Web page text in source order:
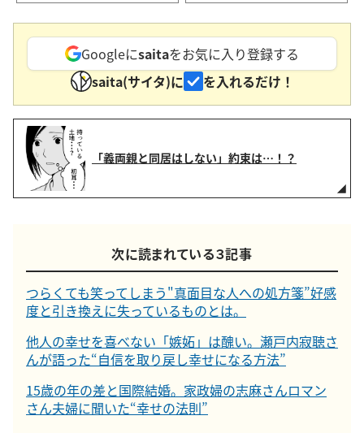
Googleにsaitaをお気に入り登録する
saita(サイタ)に
を入れるだけ！
「義両親と同居はしない」約束は…！？
次に読まれている３記事
つらくても笑ってしまう"真面目な人への処方箋”好感
度と引き換えに失っているものとは。
他人の幸せを喜べない「嫉妬」は醜い。瀬戸内寂聴さ
んが語った“自信を取り戻し幸せになる方法”
15歳の年の差と国際結婚。家政婦の志麻さんロマン
さん夫婦に聞いた“幸せの法則”